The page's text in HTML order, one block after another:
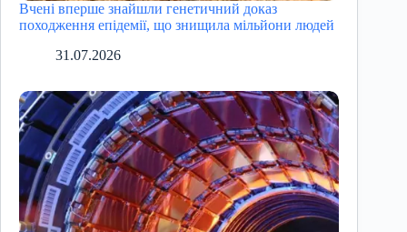
Вчені вперше знайшли генетичний доказ
походження епідемії, що знищила мільйони людей
31.07.2026